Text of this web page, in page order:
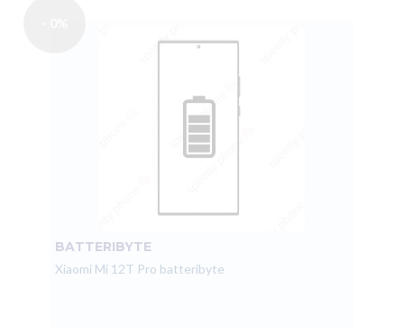
BATTERIBYTE
Xiaomi Mi 12T Pro batteribyte